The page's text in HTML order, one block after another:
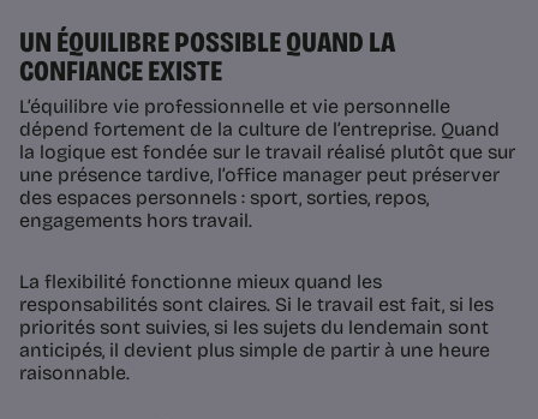
UN ÉQUILIBRE POSSIBLE QUAND LA
CONFIANCE EXISTE
L’équilibre vie professionnelle et vie personnelle
dépend fortement de la culture de l’entreprise. Quand
la logique est fondée sur le travail réalisé plutôt que sur
une présence tardive, l’office manager peut préserver
des espaces personnels : sport, sorties, repos,
engagements hors travail.
La flexibilité fonctionne mieux quand les
responsabilités sont claires. Si le travail est fait, si les
priorités sont suivies, si les sujets du lendemain sont
anticipés, il devient plus simple de partir à une heure
raisonnable.